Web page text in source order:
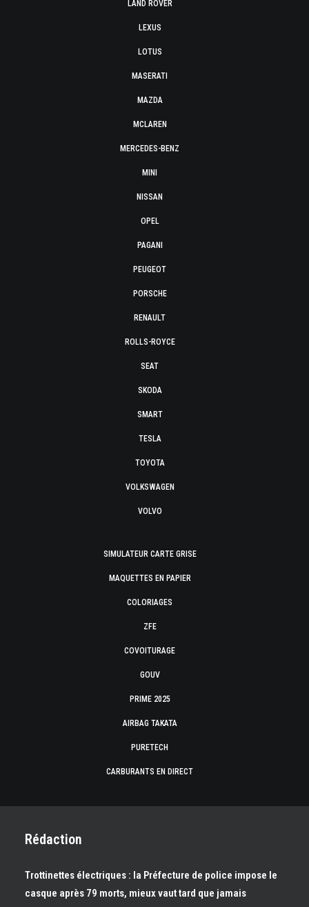
LAND ROVER
LEXUS
LOTUS
MASERATI
MAZDA
MCLAREN
MERCEDES-BENZ
MINI
NISSAN
OPEL
PAGANI
PEUGEOT
PORSCHE
RENAULT
ROLLS-ROYCE
SEAT
SKODA
SMART
TESLA
TOYOTA
VOLKSWAGEN
VOLVO
SIMULATEUR CARTE GRISE
MAQUETTES EN PAPIER
COLORIAGES
ZFE
COVOITURAGE
GOUV
PRIME 2025
AIRBAG TAKATA
PURETECH
CARBURANTS EN DIRECT
Rédaction
Trottinettes électriques : la Préfecture de police impose le
casque après 79 morts, mieux vaut tard que jamais